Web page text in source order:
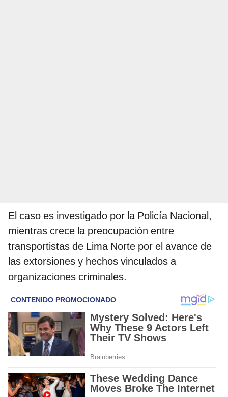
El caso es investigado por la Policía Nacional,
mientras crece la preocupación entre
transportistas de Lima Norte por el avance de
las extorsiones y hechos vinculados a
organizaciones criminales.